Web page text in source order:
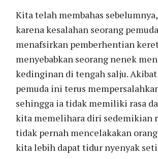
Kita telah membahas
karena kesalahan seorang pemuda
menafsirkan pemberhentian
menyebabkan seorang nenek
kedinginan di tengah salju.
pemuda ini terus
sehingga ia tidak memiliki rasa
kita memelihara diri sedemikian
tidak pernah mencelakakan
kita lebih dapat tidur nyenyak